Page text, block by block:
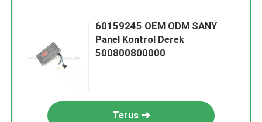
60159245 OEM ODM SANY
Panel Kontrol Derek
500800800000
Terus